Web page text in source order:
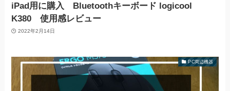
iPad用に購入 Bluetoothキーボード logicool
K380 使用感レビュー
2022年2月14日
PC周辺機器